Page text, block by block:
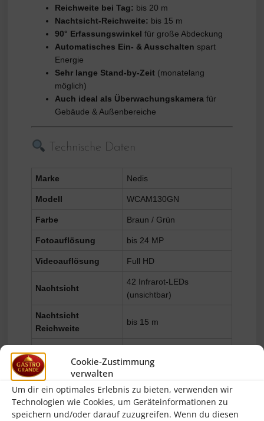
Cookie-Zustimmung
verwalten
Um dir ein optimales Erlebnis zu bieten, verwenden wir
Technologien wie Cookies, um Geräteinformationen zu
speichern und/oder darauf zuzugreifen. Wenn du diesen
Reichweite bei Tag: bis 20 m
Nachtsicht-Reichweite: bis 15 m
90° Erfassungswinkel für große Abdeckung
Automatisches Ein- & Ausschalten spart
Energie
Sehr lange Stand-by-Zeit (monatelang
möglich)
Auch ideal als Überwachungskamera für
Gebäude & Außenbereiche
Technische Daten
Marke Nedis
Modell WCAM130GN
Farbe Braun / Grün
Fotoauflösung bis 24 MP
Videoauflösung Full HD
Nachtsicht
42 Infrarot-LEDs
(unsichtbar)
Nachtsicht
Reichweite
bis 15 m
Erfassungswinkel 90 Grad
Gewicht 368 g